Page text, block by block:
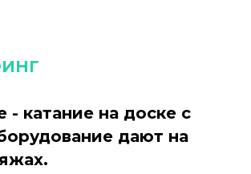
катание на доске с
дают на